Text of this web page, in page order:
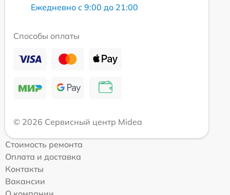
Ежедневно с 9:00 до 21:00
Способы оплаты
© 2026 Сервисный центр Midea
Стоимость ремонта
Оплата и доставка
Контакты
Вакансии